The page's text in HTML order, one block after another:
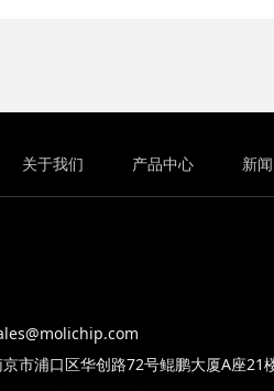
关于我们 产品中心 新
市浦口区华创路72号鲲鹏大厦A座21